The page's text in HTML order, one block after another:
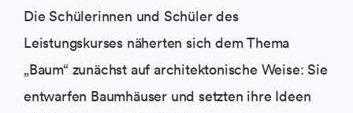
Die Schülerinnen und Schüler des
Leistungskurses näherten sich dem Thema
„Baum“ zunächst auf architektonische Weise: Sie
entwarfen Baumhäuser und setzten ihre Ideen